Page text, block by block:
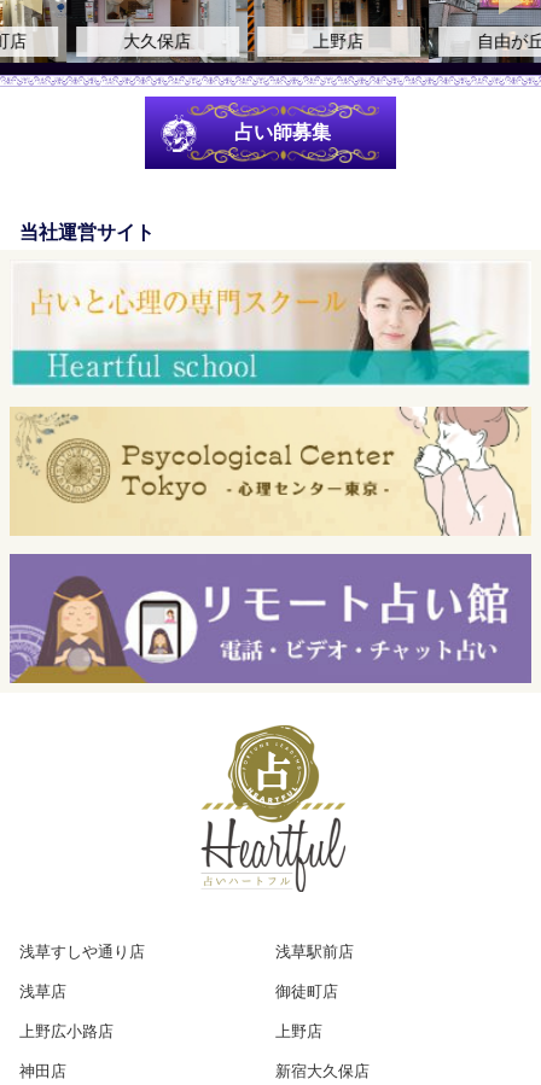
上野店 自由が丘店
占い師募集
当社運営サイト
浅草すしや通り店
浅草駅前店
浅草店
御徒町店
上野広小路店
上野店
神田店
新宿大久保店